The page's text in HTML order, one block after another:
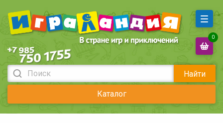
Найти
Каталог
0